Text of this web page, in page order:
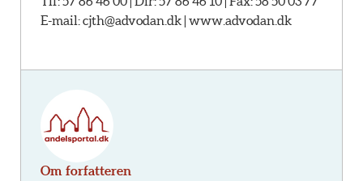
E-mail: cjth@advodan.dk | www.advodan.dk
Om forfatteren